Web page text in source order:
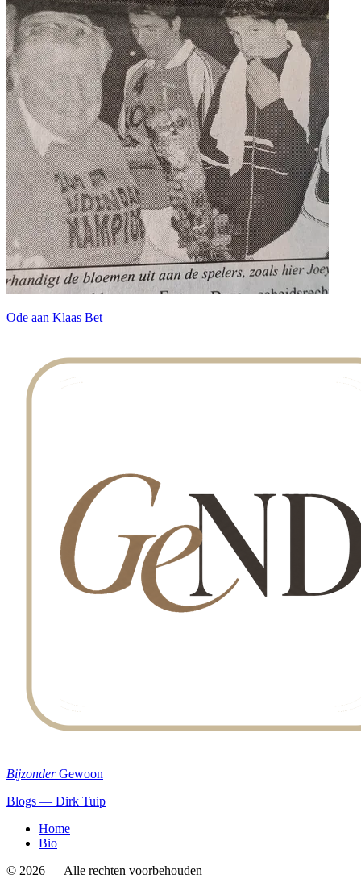
Ode aan Klaas Bet
Bijzonder Gewoon
Blogs — Dirk Tuip
Home
Bio
© 2026 — Alle rechten voorbehouden